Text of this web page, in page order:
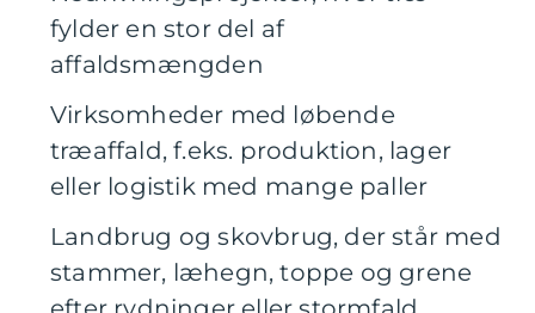
fylder en stor del af
affaldsmængden
Virksomheder med løbende
træaffald, f.eks. produktion, lager
eller logistik med mange paller
Landbrug og skovbrug, der står med
stammer, læhegn, toppe og grene